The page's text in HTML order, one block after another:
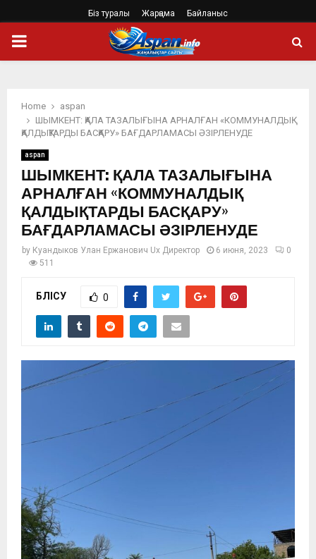
Біз туралы Жарңама Байланыс
PRIMARY
Home
aspan
ШЫМКЕНТ: ҚАЛА ТАЗАЛЫҒЫНА АРНАЛҒАН «КОММУНАЛДЫҚ
ҚАЛДЫҚТАРДЫ БАСҚАРУ» БАҒДАРЛАМАСЫ ӘЗІРЛЕНУДЕ
aspan
ШЫМКЕНТ: ҚАЛА ТАЗАЛЫҒЫНА
АРНАЛҒАН «КОММУНАЛДЫҚ
ҚАЛДЫҚТАРДЫ БАСҚАРУ»
БАҒДАРЛАМАСЫ ӘЗІРЛЕНУДЕ
by Куандыков Улан Ержанович Ux Директор 6 июня, 2023
0
511
БӨЛІСУ 0